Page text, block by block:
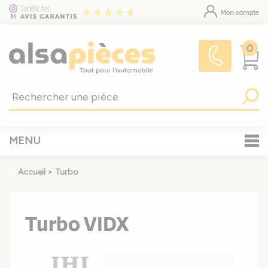
Mon compte
0
MENU
Accueil > Turbo
Turbo VIDX